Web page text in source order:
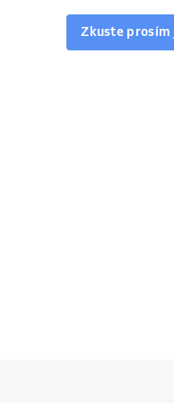
Zkuste prosím